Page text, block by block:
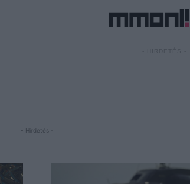
- Hirdetés -